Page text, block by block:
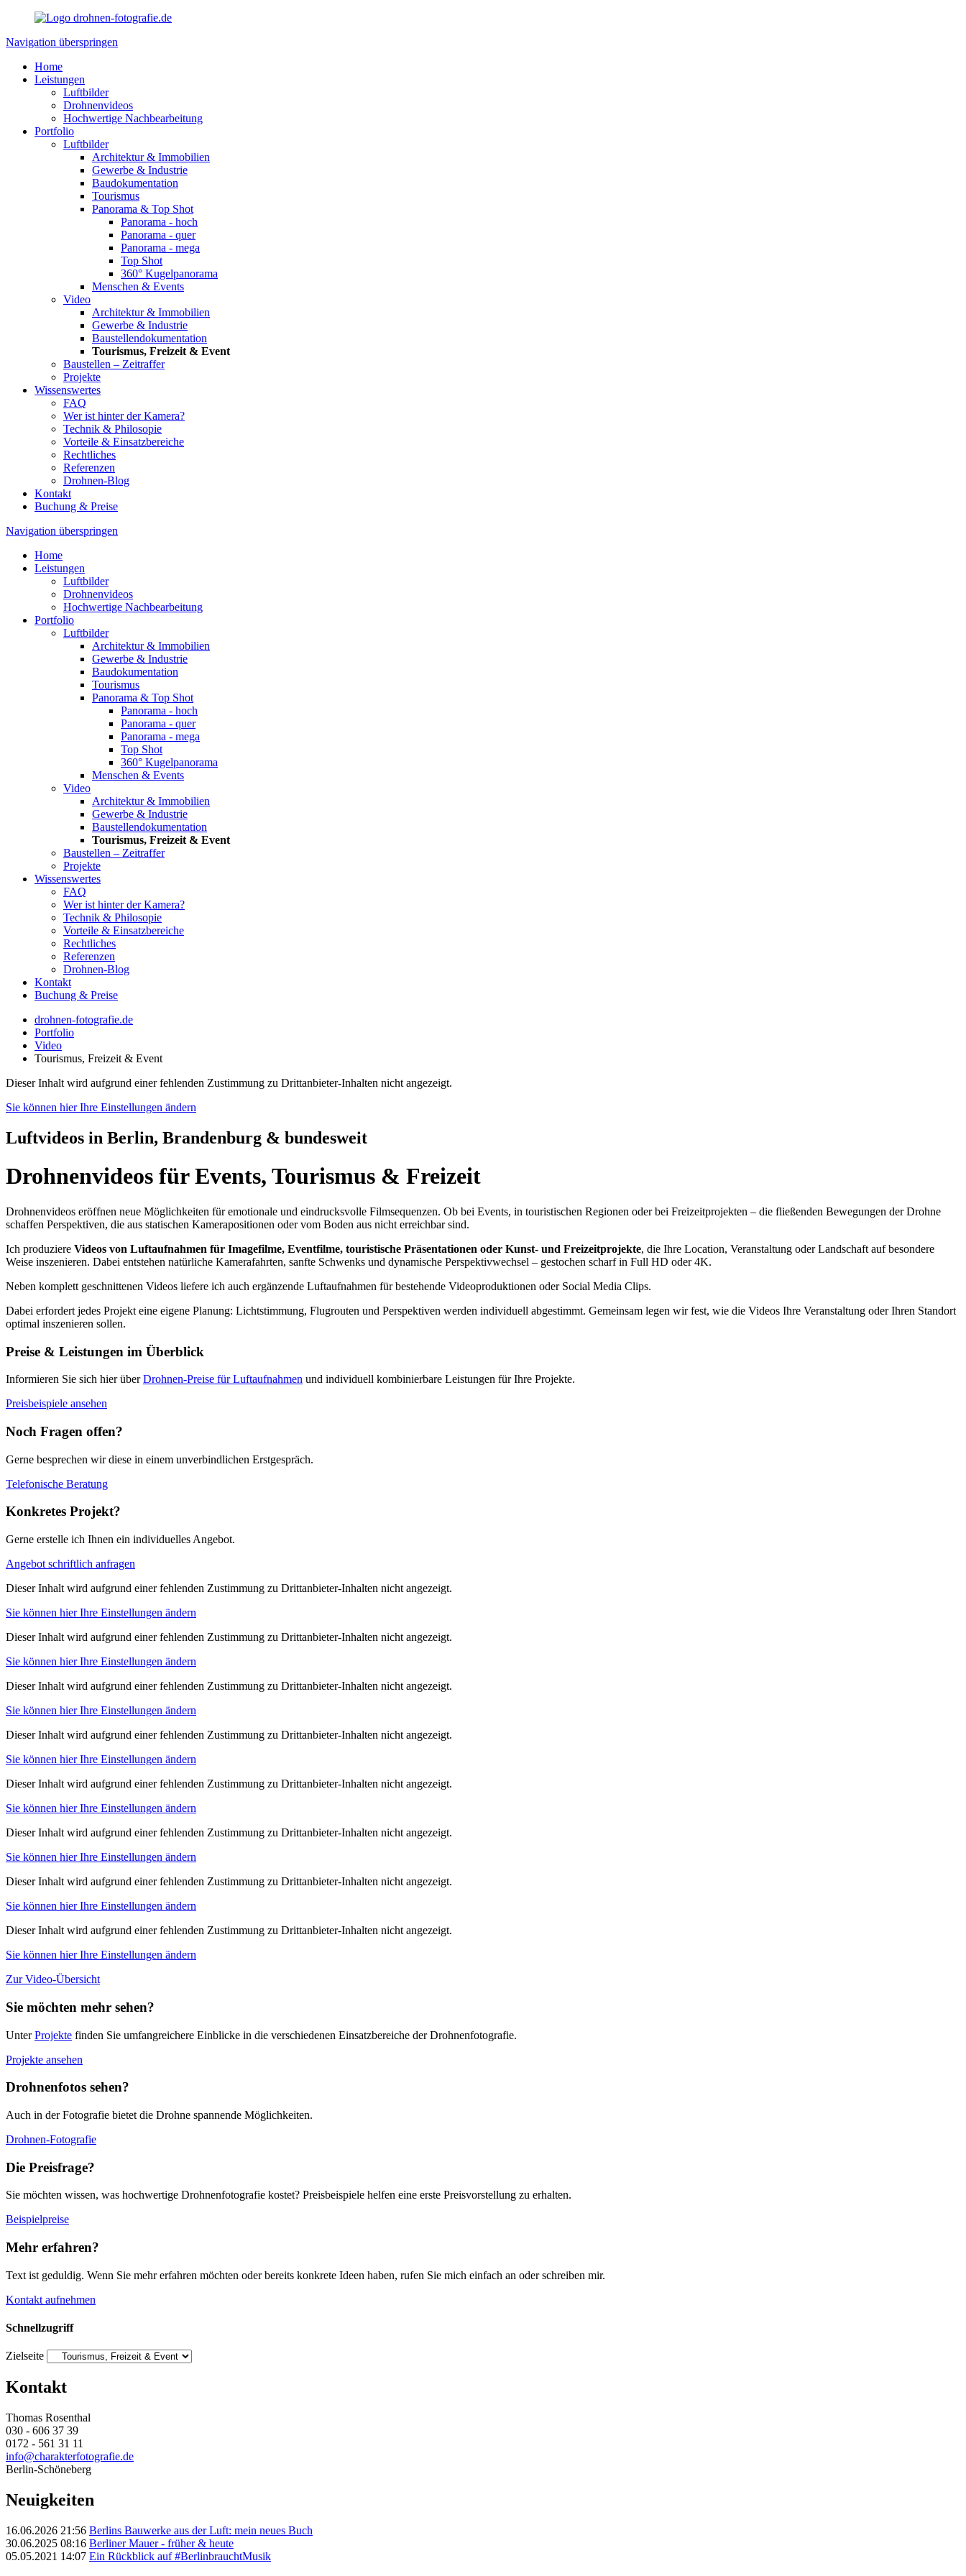
Navigation überspringen
Home
Leistungen
Luftbilder
Drohnenvideos
Hochwertige Nachbearbeitung
Portfolio
Luftbilder
Architektur & Immobilien
Gewerbe & Industrie
Baudokumentation
Tourismus
Panorama & Top Shot
Panorama - hoch
Panorama - quer
Panorama - mega
Top Shot
360° Kugelpanorama
Menschen & Events
Video
Architektur & Immobilien
Gewerbe & Industrie
Baustellendokumentation
Tourismus, Freizeit & Event
Baustellen – Zeitraffer
Projekte
Wissenswertes
FAQ
Wer ist hinter der Kamera?
Technik & Philosopie
Vorteile & Einsatzbereiche
Rechtliches
Referenzen
Drohnen-Blog
Kontakt
Buchung & Preise
Navigation überspringen
Home
Leistungen
Luftbilder
Drohnenvideos
Hochwertige Nachbearbeitung
Portfolio
Luftbilder
Architektur & Immobilien
Gewerbe & Industrie
Baudokumentation
Tourismus
Panorama & Top Shot
Panorama - hoch
Panorama - quer
Panorama - mega
Top Shot
360° Kugelpanorama
Menschen & Events
Video
Architektur & Immobilien
Gewerbe & Industrie
Baustellendokumentation
Tourismus, Freizeit & Event
Baustellen – Zeitraffer
Projekte
Wissenswertes
FAQ
Wer ist hinter der Kamera?
Technik & Philosopie
Vorteile & Einsatzbereiche
Rechtliches
Referenzen
Drohnen-Blog
Kontakt
Buchung & Preise
drohnen-fotografie.de
Portfolio
Video
Tourismus, Freizeit & Event
Dieser Inhalt wird aufgrund einer fehlenden Zustimmung zu Drittanbieter-Inhalten nicht angezeigt.
Sie können hier Ihre Einstellungen ändern
Luftvideos in Berlin, Brandenburg & bundesweit
Drohnenvideos für Events, Tourismus & Freizeit
Drohnenvideos eröffnen neue Möglichkeiten für emotionale und eindrucksvolle Filmsequenzen. Ob bei Events, in touristischen Regionen oder bei Freizeitprojekten – die fließenden Bewegungen der Drohne
schaffen Perspektiven, die aus statischen Kamerapositionen oder vom Boden aus nicht erreichbar sind.
Ich produziere Videos von Luftaufnahmen für Imagefilme, Eventfilme, touristische Präsentationen oder Kunst- und Freizeitprojekte, die Ihre Location, Veranstaltung oder Landschaft auf besondere
Weise inszenieren. Dabei entstehen natürliche Kamerafahrten, sanfte Schwenks und dynamische Perspektivwechsel – gestochen scharf in Full HD oder 4K.
Neben komplett geschnittenen Videos liefere ich auch ergänzende Luftaufnahmen für bestehende Videoproduktionen oder Social Media Clips.
Dabei erfordert jedes Projekt eine eigene Planung: Lichtstimmung, Flugrouten und Perspektiven werden individuell abgestimmt. Gemeinsam legen wir fest, wie die Videos Ihre Veranstaltung oder Ihren Standort
optimal inszenieren sollen.
Preise & Leistungen im Überblick
Informieren Sie sich hier überDrohnen-Preise für Luftaufnahmen und individuell kombinierbare Leistungen für Ihre Projekte.
Preisbeispiele ansehen
Noch Fragen offen?
Gerne besprechen wir diese in einem unverbindlichen Erstgespräch.
Telefonische Beratung
Konkretes Projekt?
Gerne erstelle ich Ihnen ein individuelles Angebot.
Angebot schriftlich anfragen
Dieser Inhalt wird aufgrund einer fehlenden Zustimmung zu Drittanbieter-Inhalten nicht angezeigt.
Sie können hier Ihre Einstellungen ändern
Dieser Inhalt wird aufgrund einer fehlenden Zustimmung zu Drittanbieter-Inhalten nicht angezeigt.
Sie können hier Ihre Einstellungen ändern
Dieser Inhalt wird aufgrund einer fehlenden Zustimmung zu Drittanbieter-Inhalten nicht angezeigt.
Sie können hier Ihre Einstellungen ändern
Dieser Inhalt wird aufgrund einer fehlenden Zustimmung zu Drittanbieter-Inhalten nicht angezeigt.
Sie können hier Ihre Einstellungen ändern
Dieser Inhalt wird aufgrund einer fehlenden Zustimmung zu Drittanbieter-Inhalten nicht angezeigt.
Sie können hier Ihre Einstellungen ändern
Dieser Inhalt wird aufgrund einer fehlenden Zustimmung zu Drittanbieter-Inhalten nicht angezeigt.
Sie können hier Ihre Einstellungen ändern
Dieser Inhalt wird aufgrund einer fehlenden Zustimmung zu Drittanbieter-Inhalten nicht angezeigt.
Sie können hier Ihre Einstellungen ändern
Dieser Inhalt wird aufgrund einer fehlenden Zustimmung zu Drittanbieter-Inhalten nicht angezeigt.
Sie können hier Ihre Einstellungen ändern
Zur Video-Übersicht
Sie möchten mehr sehen?
UnterProjekte finden Sie umfangreichere Einblicke in die verschiedenen Einsatzbereiche der Drohnenfotografie.
Projekte ansehen
Drohnenfotos sehen?
Auch in der Fotografie bietet die Drohne spannende Möglichkeiten.
Drohnen-Fotografie
Die Preisfrage?
Sie möchten wissen, was hochwertige Drohnenfotografie kostet? Preisbeispiele helfen eine erste Preisvorstellung zu erhalten.
Beispielpreise
Mehr erfahren?
Text ist geduldig. Wenn Sie mehr erfahren möchten oder bereits konkrete Ideen haben, rufen Sie mich einfach an oder schreiben mir.
Kontakt aufnehmen
Schnellzugriff
Zielseite
Kontakt
Thomas Rosenthal
030 - 606 37 39
0172 - 561 31 11
info@charakterfotografie.de
Berlin-Schöneberg
Neuigkeiten
16.06.2026 21:56 Berlins Bauwerke aus der Luft: mein neues Buch
30.06.2025 08:16 Berliner Mauer - früher & heute
05.05.2021 14:07 Ein Rückblick auf #BerlinbrauchtMusik